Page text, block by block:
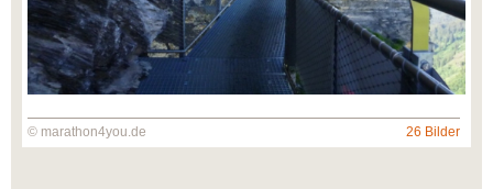
© marathon4you.de 26 Bilder